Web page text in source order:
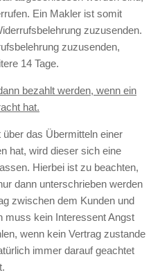
Ein Makler ist somit
zuzusenden.
zuzusenden,
14 Tage.
bezahlt werden, wenn ein
hat.
das Übermitteln einer
hat, wird dieser sich eine
Hierbei ist zu beachten,
dann unterschrieben werden
zwischen dem Kunden und
muss kein Interessent Angst
wenn kein Vertrag zustande
immer darauf geachtet